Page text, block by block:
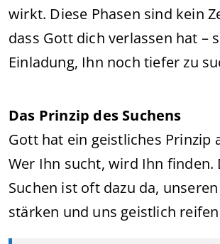
wirkt. Diese Phasen sind kein
dass Gott dich verlassen hat –
Einladung, Ihn noch tiefer zu
Das Prinzip des Suchens
Gott hat ein geistliches Prinzip
Wer Ihn sucht, wird Ihn finden.
Suchen ist oft dazu da,
stärken und uns geistlich